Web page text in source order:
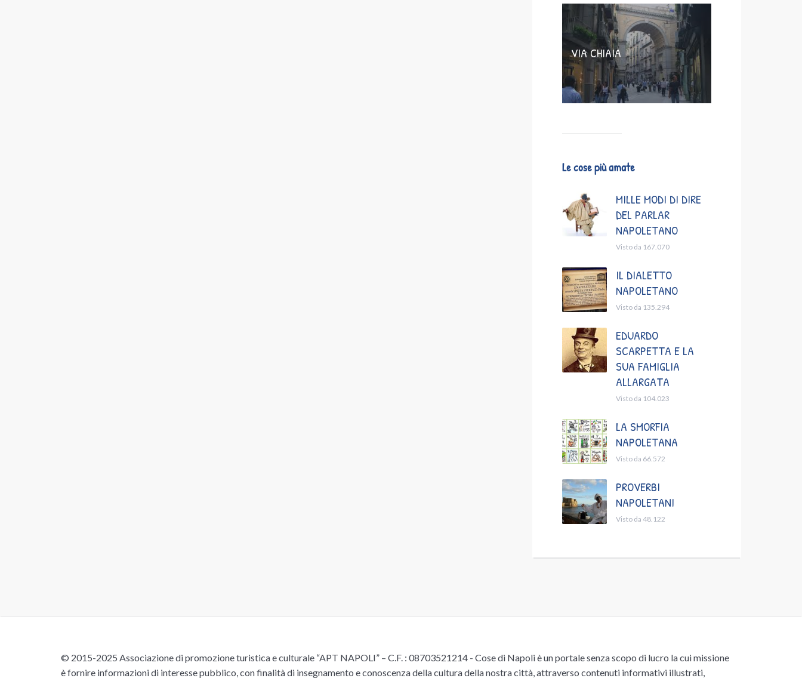
VIA CHIAIA
Le cose più amate
MILLE MODI DI DIRE
DEL PARLAR
NAPOLETANO
Visto da 167.070
IL DIALETTO
NAPOLETANO
Visto da 135.294
EDUARDO
SCARPETTA E LA
SUA FAMIGLIA
ALLARGATA
Visto da 104.023
LA SMORFIA
NAPOLETANA
Visto da 66.572
PROVERBI
NAPOLETANI
Visto da 48.122
© 2015-2025 Associazione di promozione turistica e culturale “APT NAPOLI” – C.F. : 08703521214 - Cose di Napoli è un portale senza scopo di lucro la cui missione
è fornire informazioni di interesse pubblico, con finalità di insegnamento e conoscenza della cultura della nostra città, attraverso contenuti informativi illustrati,